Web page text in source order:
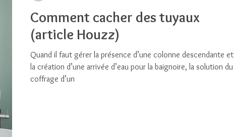
Comment cacher des tuyaux
(article Houzz)
Quand il faut gérer la présence d’une colonne descendante et
la création d’une arrivée d’eau pour la baignoire, la solution du
coffrage d’un